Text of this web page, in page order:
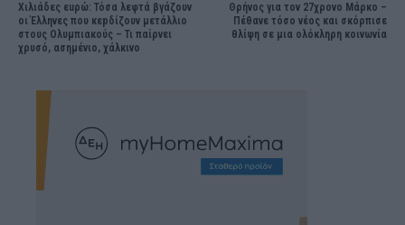
Χιλιάδες εuρώ: Τόσα λεφτά βγάζουν
οι Έλληνες που κεpδίζουν μετάλλιο
στους Ολυμπιακούς – Τι παίρνει
χρυσό, ασημένιο, χάλκινο
Θρήνος για τον 27χρονο Μάρκο –
Πέθανε τόσο νέος και σκόρπισε
θλίψη σε μια ολόκληρη κοινωνία